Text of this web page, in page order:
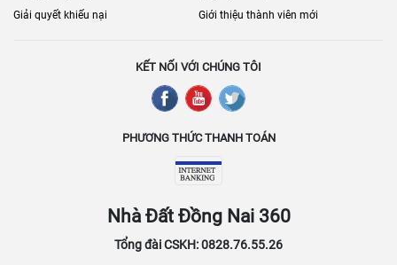
Giải quyết khiếu nại
Giới thiệu thành viên mới
KẾT NỐI VỚI CHÚNG TÔI
PHƯƠNG THỨC THANH TOÁN
Nhà Đất Đồng Nai 360
Tổng đài CSKH: 0828.76.55.26